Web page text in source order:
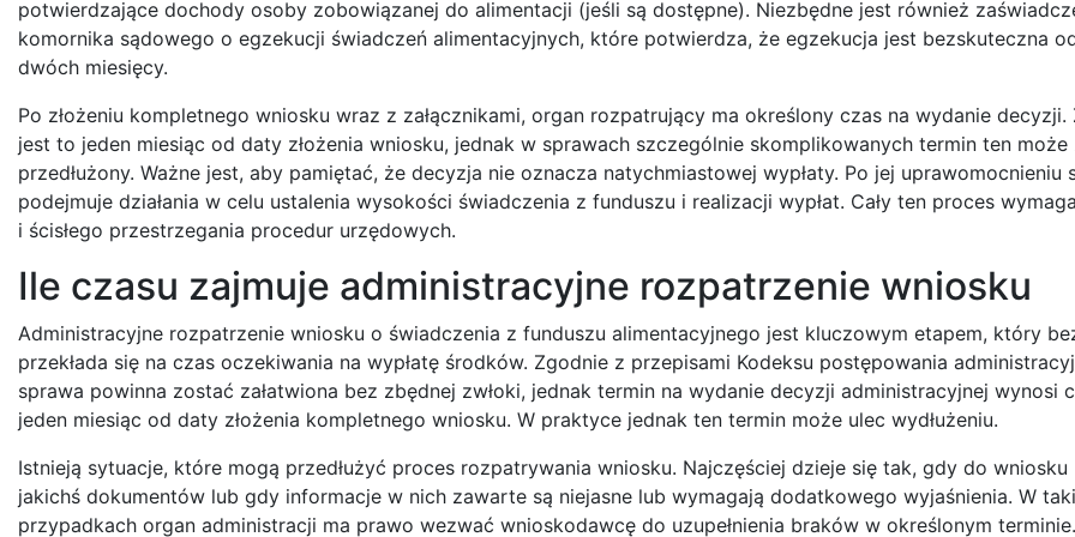
potwierdzające dochody osoby zobowiązanej do alimentacji (jeśli są dostępne). Niezbędne jest również
komornika sądowego o egzekucji świadczeń alimentacyjnych, które potwierdza, że egzekucja jest bezskuteczna
dwóch miesięcy.
Po złożeniu kompletnego wniosku wraz z załącznikami, organ rozpatrujący ma określony czas na wydanie decyzji.
jest to jeden miesiąc od daty złożenia wniosku, jednak w sprawach szczególnie skomplikowanych termin ten może
przedłużony. Ważne jest, aby pamiętać, że decyzja nie oznacza natychmiastowej wypłaty. Po jej uprawomocnieniu
podejmuje działania w celu ustalenia wysokości świadczenia z funduszu i realizacji wypłat. Cały ten proces
i ścisłego przestrzegania procedur urzędowych.
Ile czasu zajmuje administracyjne rozpatrzenie wniosku
Administracyjne rozpatrzenie wniosku o świadczenia z funduszu alimentacyjnego jest kluczowym etapem, który
przekłada się na czas oczekiwania na wypłatę środków. Zgodnie z przepisami Kodeksu postępowania
sprawa powinna zostać załatwiona bez zbędnej zwłoki, jednak termin na wydanie decyzji administracyjnej wynosi
jeden miesiąc od daty złożenia kompletnego wniosku. W praktyce jednak ten termin może ulec wydłużeniu.
Istnieją sytuacje, które mogą przedłużyć proces rozpatrywania wniosku. Najczęściej dzieje się tak, gdy do wniosku
jakichś dokumentów lub gdy informacje w nich zawarte są niejasne lub wymagają dodatkowego wyjaśnienia. W
przypadkach organ administracji ma prawo wezwać wnioskodawcę do uzupełnienia braków w określonym